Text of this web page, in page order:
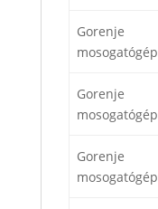
Gorenje
mosogatógép
Gorenje
mosogatógép
Gorenje
mosogatógép